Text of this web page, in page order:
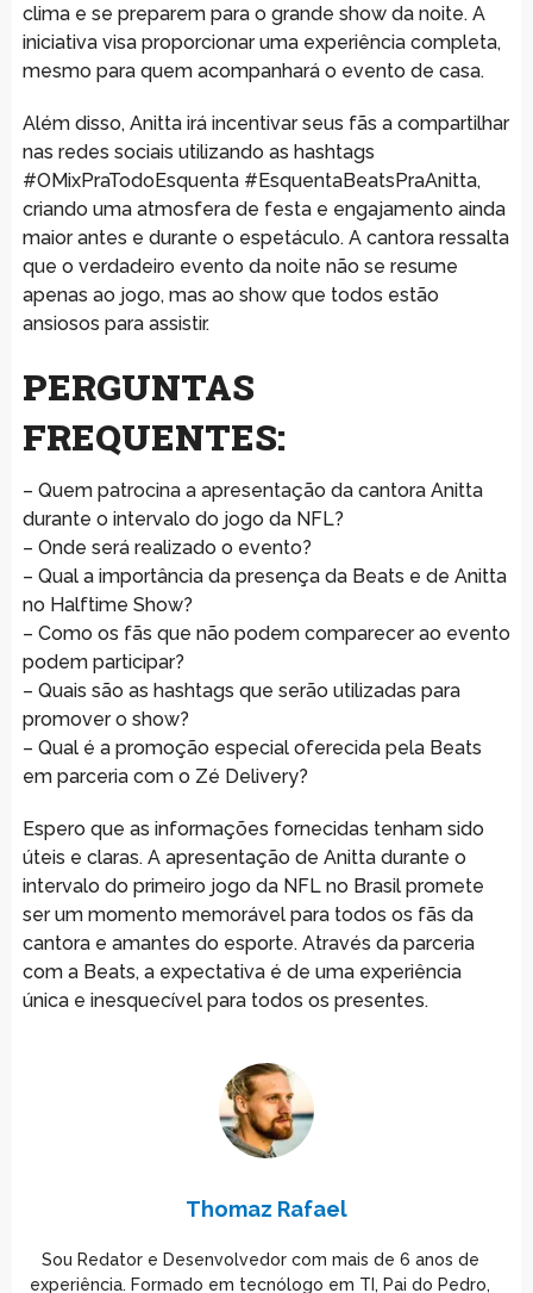
clima e se preparem para o grande show da noite. A
iniciativa visa proporcionar uma experiência completa,
mesmo para quem acompanhará o evento de casa.
Além disso, Anitta irá incentivar seus fãs a compartilhar
nas redes sociais utilizando as hashtags
#OMixPraTodoEsquenta #EsquentaBeatsPraAnitta,
criando uma atmosfera de festa e engajamento ainda
maior antes e durante o espetáculo. A cantora ressalta
que o verdadeiro evento da noite não se resume
apenas ao jogo, mas ao show que todos estão
ansiosos para assistir.
PERGUNTAS
FREQUENTES:
– Quem patrocina a apresentação da cantora Anitta
durante o intervalo do jogo da NFL?
– Onde será realizado o evento?
– Qual a importância da presença da Beats e de Anitta
no Halftime Show?
– Como os fãs que não podem comparecer ao evento
podem participar?
– Quais são as hashtags que serão utilizadas para
promover o show?
– Qual é a promoção especial oferecida pela Beats
em parceria com o Zé Delivery?
Espero que as informações fornecidas tenham sido
úteis e claras. A apresentação de Anitta durante o
intervalo do primeiro jogo da NFL no Brasil promete
ser um momento memorável para todos os fãs da
cantora e amantes do esporte. Através da parceria
com a Beats, a expectativa é de uma experiência
única e inesquecível para todos os presentes.
Thomaz Rafael
Sou Redator e Desenvolvedor com mais de 6 anos de
experiência. Formado em tecnólogo em TI, Pai do Pedro,